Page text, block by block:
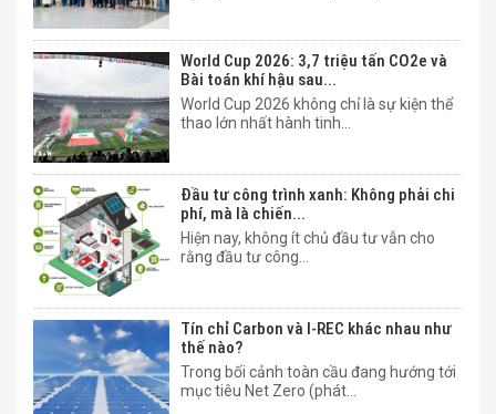
World Cup 2026: 3,7 triệu tấn CO2e và
Bài toán khí hậu sau...
World Cup 2026 không chỉ là sự kiện thể
thao lớn nhất hành tinh...
Đầu tư công trình xanh: Không phải chi
phí, mà là chiến...
Hiện nay, không ít chủ đầu tư vẫn cho
rằng đầu tư công...
Tín chỉ Carbon và I-REC khác nhau như
thế nào?
Trong bối cảnh toàn cầu đang hướng tới
mục tiêu Net Zero (phát...